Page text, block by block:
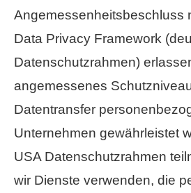
Angemessenheitsbeschluss
Data Privacy Framework
Datenschutzrahmen)
angemessenes
Datentransfer
Unternehmen gewährleistet
USA Datenschutzrahmen
wir Dienste verwenden, die